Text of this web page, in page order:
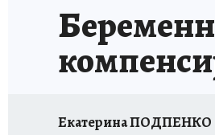
ВТБ: НОВАЯ
ИСПЫТАНО НА
Екатерина ПОДПЕНКО